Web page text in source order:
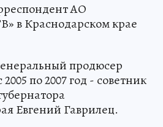
АО
в Краснодарском крае
продюсер
по 2007 год - советник
Евгений Гаврилец.